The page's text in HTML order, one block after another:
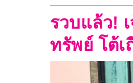
รวบแล้ว!
ทรัพย์ โต้เ